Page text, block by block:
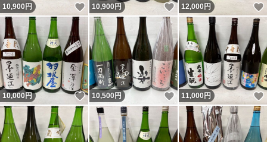
10,900円 いいね！
10,900円 いいね！
12,000円
10,000円 いいね！
10,500円 いいね！
11,000円